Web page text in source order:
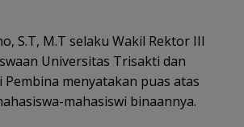
S.T, M.T selaku Wakil Rektor III
Universitas Trisakti dan
menyatakan puas atas
mahasiswi binaannya.